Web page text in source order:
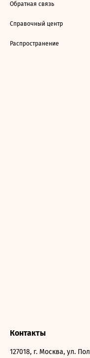
Обратная связь
Справочный центр
Распространение
Контакты
127018, г. Москва, ул.